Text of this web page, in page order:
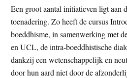
Een groot aantal initiatieven ligt aan
toenadering. Zo heeft de cursus
boeddhisme, in samenwerking met
en UCL, de intra-boeddhistische
dankzij een wetenschappelijk en
door hun aard niet door de